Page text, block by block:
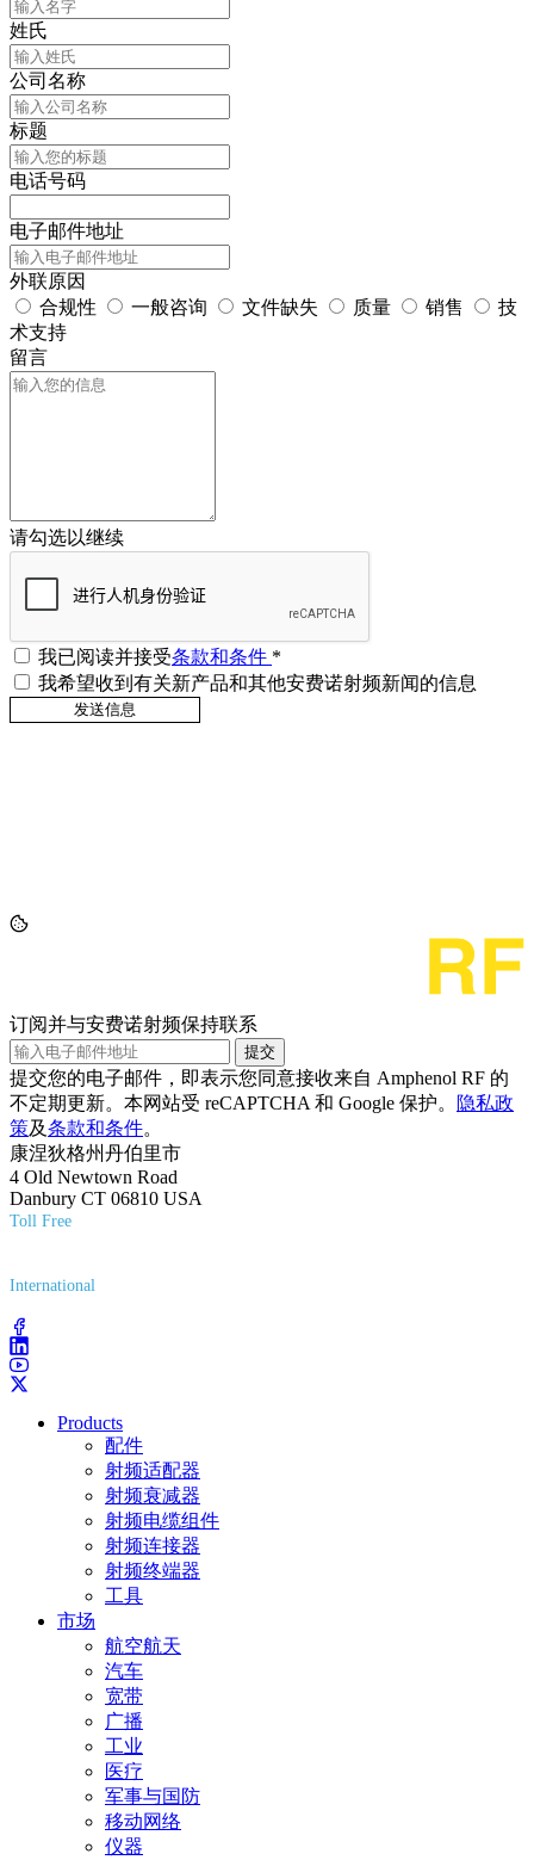
姓氏
公司名称
标题
电话号码
电子邮件地址
外联原因
合规性
一般咨询 文件缺失 质量 销售
技
术支持
留言
请勾选以继续
我已阅读并接受条款和条件 *
我希望收到有关新产品和其他安费诺射频新闻的信息
订阅并与安费诺射频保持联系
提交
提交您的电子邮件，即表示您同意接收来自 Amphenol RF 的
不定期更新。本网站受 reCAPTCHA 和 Google 保护。
隐私政
策及条款和条件。
康涅狄格州丹伯里市
4 Old Newtown Road
Danbury CT 06810 USA
Toll Free
International
Products
配件
射频适配器
射频衰减器
射频电缆组件
射频连接器
射频终端器
工具
市场
航空航天
汽车
宽带
广播
工业
医疗
军事与国防
移动网络
仪器